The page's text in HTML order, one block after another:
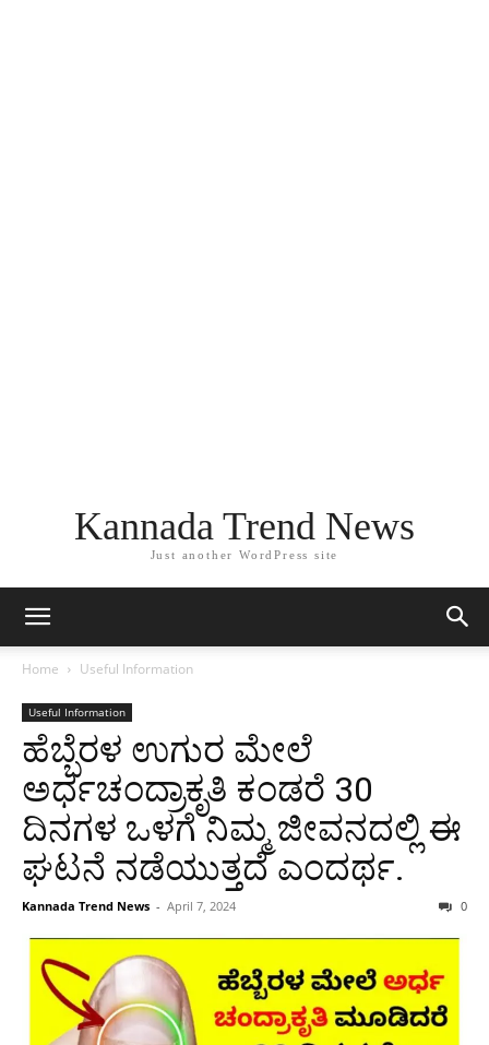
Kannada Trend News
Just another WordPress site
Home Useful Information
Useful Information
ಹೆಬ್ಬೆರಳ ಉಗುರ ಮೇಲೆ
ಅರ್ಧಚಂದ್ರಾಕೃತಿ ಕಂಡರೆ 30
ದಿನಗಳ ಒಳಗೆ ನಿಮ್ಮ ಜೀವನದಲ್ಲಿ ಈ
ಘಟನೆ ನಡೆಯುತ್ತದೆ ಎಂದರ್ಥ.
Kannada Trend News - April 7, 2024 0